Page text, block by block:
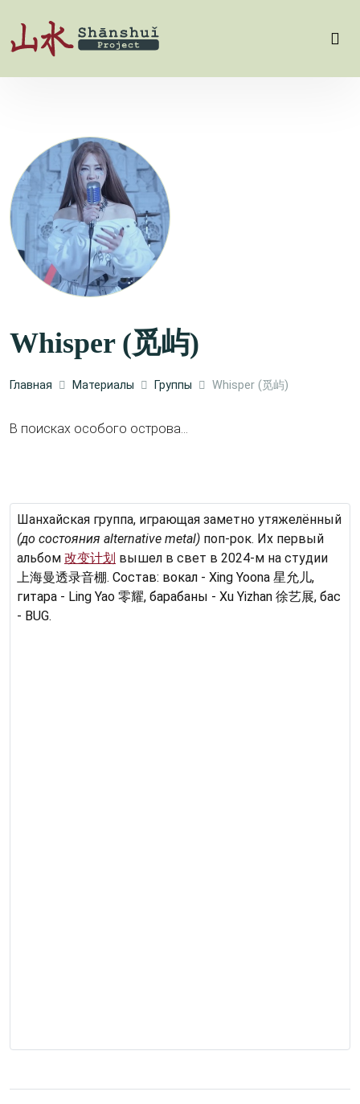
Whisper (觅屿)
Главная Материалы Группы Whisper (觅屿)
В поисках особого острова...
Шанхайская группа, играющая заметно утяжелённый
(до состояния alternative metal) поп-рок. Их первый
альбом 改变计划 вышел в свет в 2024-м на студии
上海曼透录音棚. Состав: вокал - Xing Yoona 星允儿,
гитара - Ling Yao 零耀, барабаны - Xu Yizhan 徐艺展, бас
- BUG.